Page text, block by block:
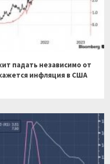
падать независимо от
инфляция в США